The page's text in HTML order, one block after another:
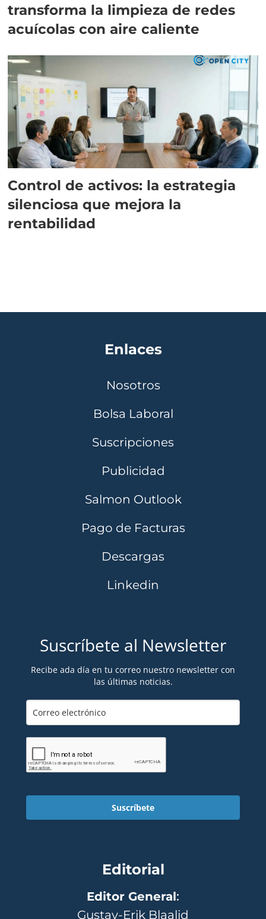
transforma la limpieza de redes
acuícolas con aire caliente
Control de activos: la estrategia
silenciosa que mejora la
rentabilidad
Enlaces
Nosotros
Bolsa Laboral
Suscripciones
Publicidad
Salmon Outlook
Pago de Facturas
Descargas
Linkedin
Suscríbete al Newsletter
Recibe ada día en tu correo nuestro newsletter con
las últimas noticias.
Suscríbete
Editorial
Editor General:
Gustav-Erik Blaalid